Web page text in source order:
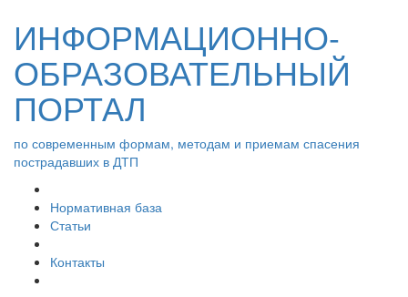
ИНФОРМАЦИОННО-
ОБРАЗОВАТЕЛЬНЫЙ
ПОРТАЛ
по современным формам, методам и приемам спасения
пострадавших в ДТП
Нормативная база
Статьи
Контакты